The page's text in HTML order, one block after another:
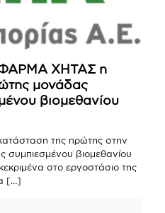
ΦΑΡΜΑ ΧΗΤΑΣ η
μονάδας
βιομεθανίου
της πρώτης στην
βιομεθανίου
στο εργοστάσιο της
[…]